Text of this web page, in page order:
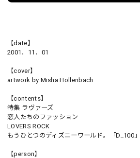
【date】
2001．11．01
【cover】
artwork by Misha Hollenbach
【contents】
特集 ラヴァーズ
恋人たちのファッション
LOVERS ROCK
もうひとつのディズニーワールド。「D_100」
【person】